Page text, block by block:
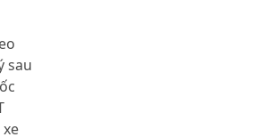
sau